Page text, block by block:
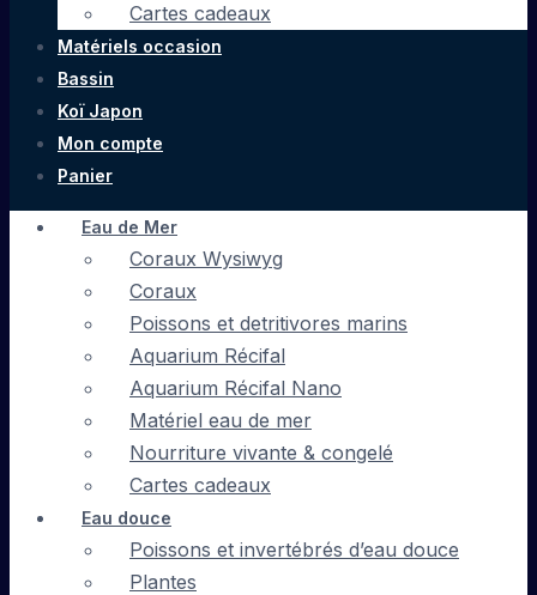
Cartes cadeaux
Matériels occasion
Bassin
Koï Japon
Mon compte
Panier
Eau de Mer
Coraux Wysiwyg
Coraux
Poissons et detritivores marins
Aquarium Récifal
Aquarium Récifal Nano
Matériel eau de mer
Nourriture vivante & congelé
Cartes cadeaux
Eau douce
Poissons et invertébrés d’eau douce
Plantes